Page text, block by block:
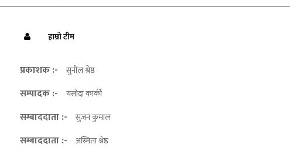
हाम्रो टीम
प्रकाशक :- सुनील श्रेष्ठ
सम्पादक :- यसोदा कार्की
सम्बाददाता :- सुजन कुमाल
सम्बाददाता :- अस्मिता श्रेष्ठ